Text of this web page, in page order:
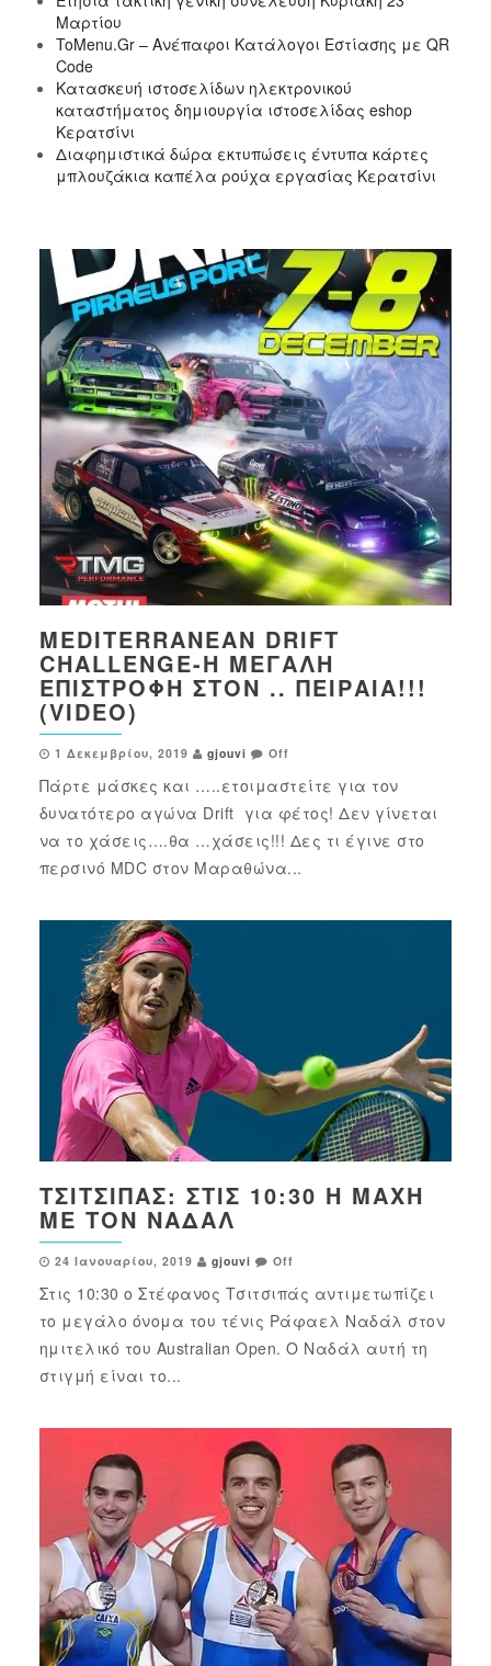
Μαρτίου
ToMenu.Gr – Ανέπαφοι Κατάλογοι Εστίασης με QR
Code
Κατασκευή ιστοσελίδων ηλεκτρονικού
καταστήματος δημιουργία ιστοσελίδας eshop
Κερατσίνι
Διαφημιστικά δώρα εκτυπώσεις έντυπα κάρτες
μπλουζάκια καπέλα ρούχα εργασίας Κερατσίνι
MEDITERRANEAN DRIFT
CHALLENGE-Η ΜΕΓΆΛΗ
ΕΠΙΣΤΡΟΦΉ ΣΤΟΝ .. ΠΕΙΡΑΙΆ!!!
(VIDEO)
1 Δεκεμβρίου, 2019 gjouvi Off
Πάρτε μάσκες και …..ετοιμαστείτε για τον
δυνατότερο αγώνα Drift για φέτος! Δεν γίνεται
να το χάσεις….θα …χάσεις!!! Δες τι έγινε στο
περσινό MDC στον Μαραθώνα...
ΤΣΙΤΣΙΠΆΣ: ΣΤΙΣ 10:30 Η ΜΆΧΗ
ΜΕ ΤΟΝ ΝΑΔΆΛ
24 Ιανουαρίου, 2019 gjouvi Off
Στις 10:30 ο Στέφανος Τσιτσιπάς αντιμετωπίζει
το μεγάλο όνομα του τένις Ράφαελ Ναδάλ στον
ημιτελικό του Australian Open. Ο Ναδάλ αυτή τη
στιγμή είναι το...